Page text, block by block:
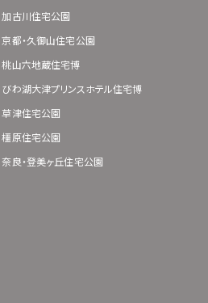
加古川住宅公園
京都・久御山住宅公園
桃山六地蔵住宅博
びわ湖大津プリンスホテル住宅博
草津住宅公園
橿原住宅公園
奈良・登美ヶ丘住宅公園